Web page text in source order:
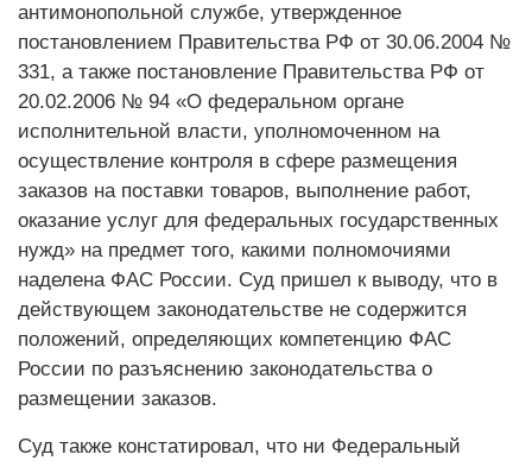
антимонопольной службе, утвержденное
постановлением Правительства РФ от 30.06.2004 №
331, а также постановление Правительства РФ от
20.02.2006 № 94 «О федеральном органе
исполнительной власти, уполномоченном на
осуществление контроля в сфере размещения
заказов на поставки товаров, выполнение работ,
оказание услуг для федеральных государственных
нужд» на предмет того, какими полномочиями
наделена ФАС России. Суд пришел к выводу, что в
действующем законодательстве не содержится
положений, определяющих компетенцию ФАС
России по разъяснению законодательства о
размещении заказов.
Суд также констатировал, что ни Федеральный